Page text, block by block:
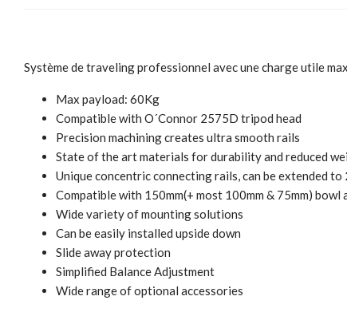
Système de traveling professionnel avec une charge utile
Max payload: 60Kg
Compatible with O´Connor 2575D tripod head
Precision machining creates ultra smooth rails
State of the art materials for durability and reduced
Unique concentric connecting rails, can be extended to
Compatible with 150mm(+ most 100mm & 75mm)
Wide variety of mounting solutions
Can be easily installed upside down
Slide away protection
Simplified Balance Adjustment
Wide range of optional accessories